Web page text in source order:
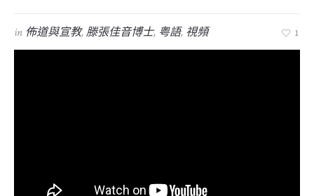
in 佈道與宣教,滕張佳音博士, 粤語, 視頻 1